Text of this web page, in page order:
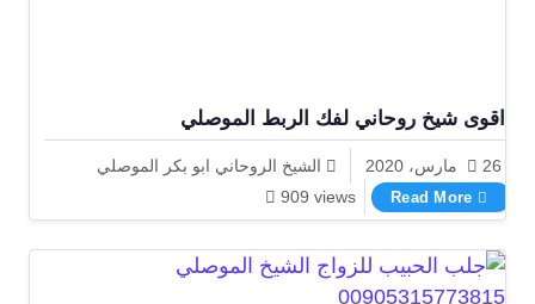
اقوى شيخ روحاني لفك الربط الموصلي
26 مارس، 2020
الشيخ الروحاني ابو بكر الموصلي
909 views
Read More
اقوى شيخ روحاني لفك الربط الموصلي